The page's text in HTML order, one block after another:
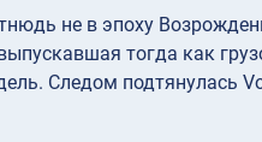
не в эпоху
тогда как
Следом подтянулась